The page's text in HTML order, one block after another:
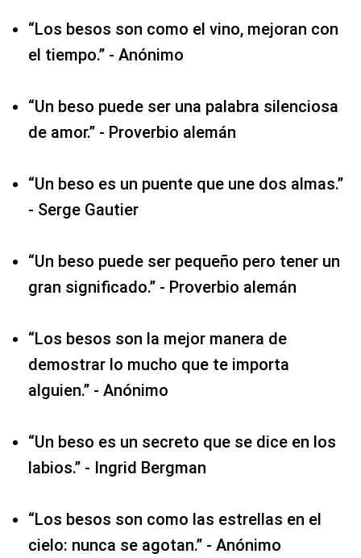
“Los besos son como el vino, mejoran con
el tiempo.” - Anónimo
“Un beso puede ser una palabra silenciosa
de amor.” - Proverbio alemán
“Un beso es un puente que une dos almas.”
- Serge Gautier
“Un beso puede ser pequeño pero tener un
gran significado.” - Proverbio alemán
“Los besos son la mejor manera de
demostrar lo mucho que te importa
alguien.” - Anónimo
“Un beso es un secreto que se dice en los
labios.” - Ingrid Bergman
“Los besos son como las estrellas en el
cielo: nunca se agotan.” - Anónimo